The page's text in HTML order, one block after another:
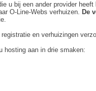
u bij een ander provider
O-Line-Webs verhuizen. De
en verhuizingen
hosting aan in drie smaken: